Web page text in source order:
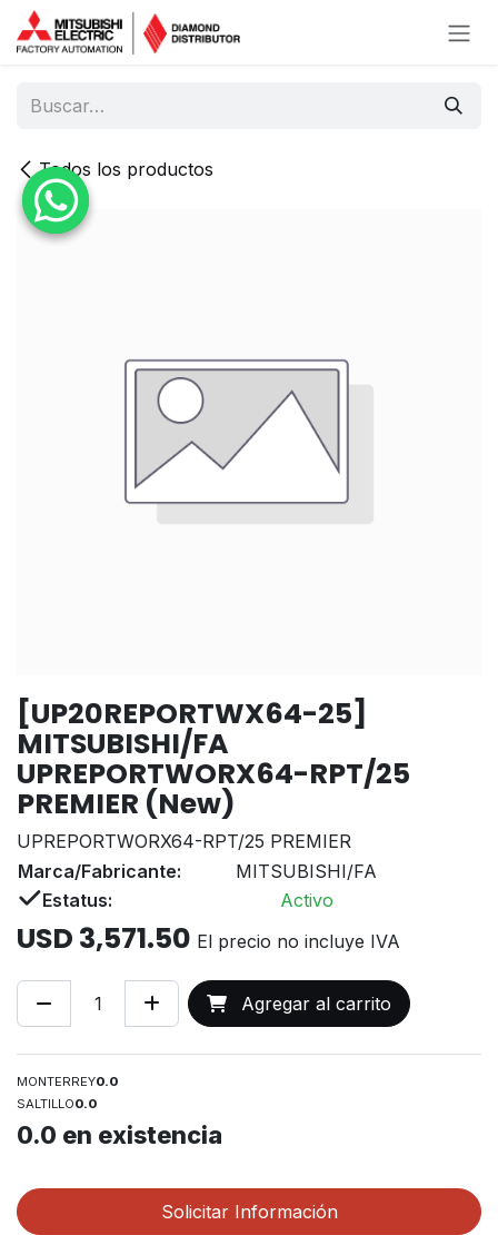
Ir al contenido
Todos los productos
[UP20REPORTWX64-25]
MITSUBISHI/FA
UPREPORTWORX64-RPT/25
PREMIER (New)
UPREPORTWORX64-RPT/25 PREMIER
Marca/Fabricante:
MITSUBISHI/FA
Estatus:
Activo
USD 3,571.50 El precio no incluye IVA
Agregar al carrito
MONTERREY0.0
SALTILLO0.0
0.0 en existencia
Solicitar Información